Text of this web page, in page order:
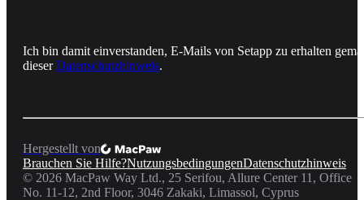
Ich bin damit einverstanden, E-Mails von Setapp zu erhalten
dieser Datenschutzhinweis.
Hergestellt von
Brauchen Sie Hilfe?NutzungsbedingungenDatenschutzhinweis
© 2026 MacPaw Way Ltd., 25 Serifou, Allure Center 11, Office
No. 11-12, 2nd Floor, 3046 Zakaki, Limassol, Cyprus